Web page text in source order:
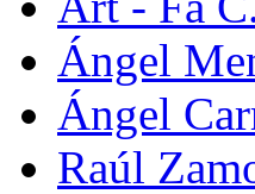
Ángel
Ángel
Raúl